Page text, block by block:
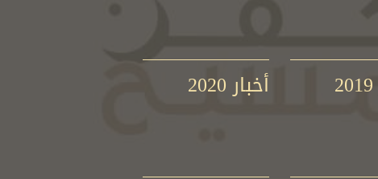
أخبار 2020